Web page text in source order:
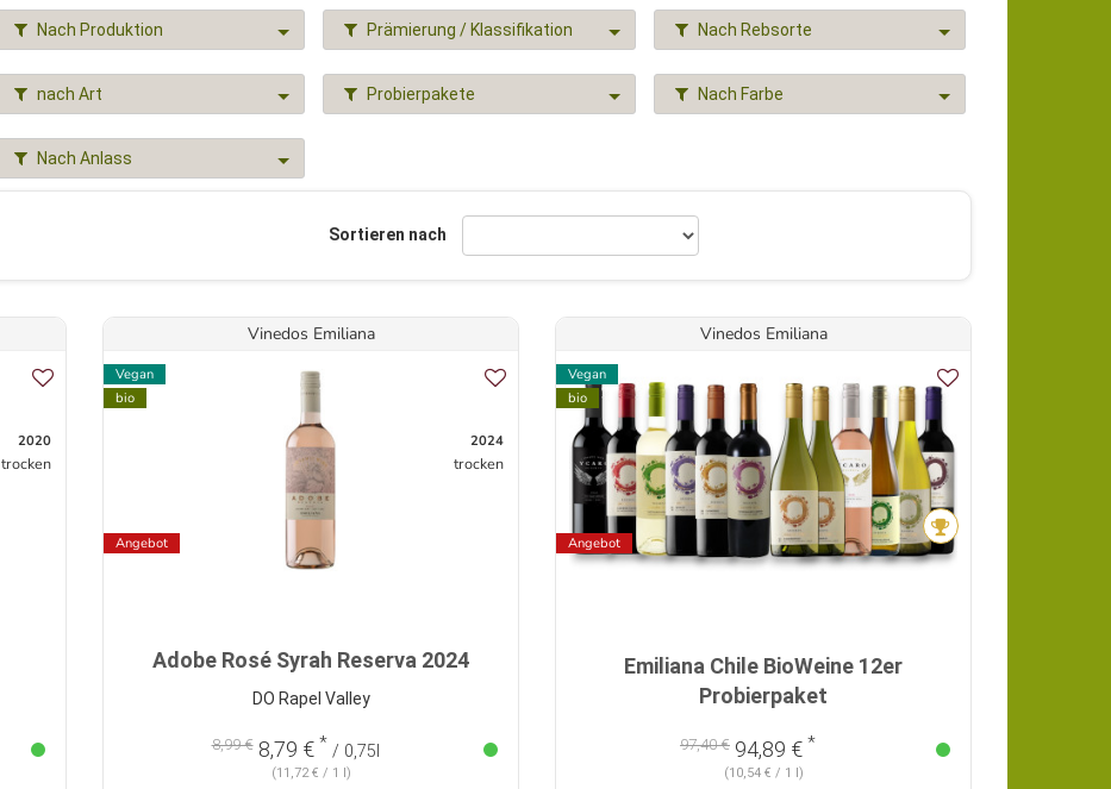
Nach Produktion Prämierung / Klassifikation Nach Rebsorte
nach Art Probierpakete Nach Farbe
Nach Anlass
Sortieren nach
2020
trocken
Vinedos Emiliana
Vegan
bio
Angebot
2024
trocken
Adobe Rosé Syrah Reserva 2024
DO Rapel Valley
8,99 €8,79 € * / 0,75l
(11,72 € / 1 l)
Vinedos Emiliana
Vegan
bio
Angebot
Emiliana Chile BioWeine 12er
Probierpaket
97,40 € 94,89 € *
(10,54 € / 1 l)